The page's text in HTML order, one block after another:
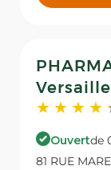
Ouvertde
81 RUE